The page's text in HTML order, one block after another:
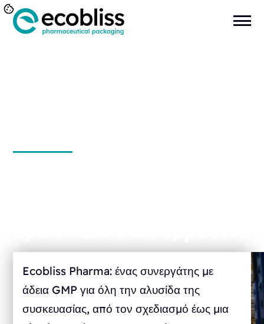
Ecobliss Pharma: ένας συνεργάτης με
άδεια GMP για όλη την αλυσίδα της
συσκευασίας, από τον σχεδιασμό έως μια